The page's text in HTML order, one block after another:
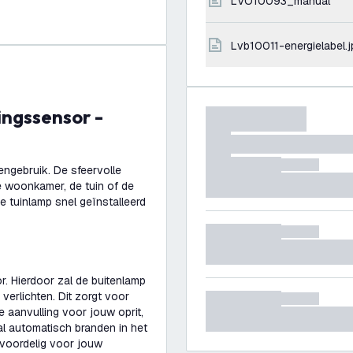
De sfeervolle
woonkamer, de tuin of de
tuinlamp snel geïnstalleerd
Hierdoor zal de buitenlamp
Dit zorgt voor
aanvulling voor jouw oprit,
automatisch branden in het
voor jouw
lvb10011-